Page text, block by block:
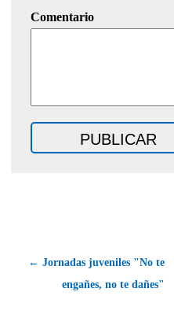
Comentario
← Jornadas juveniles "No te
engañes, no te dañes"